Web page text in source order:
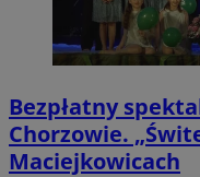
Bezpłatny
Chorzowie.
Maciejkowicach